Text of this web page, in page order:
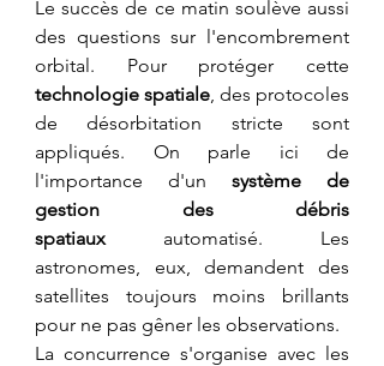
​Le succès de ce matin soulève aussi
des questions sur l'encombrement
technologie spatiale, des protocoles
de désorbitation stricte sont
appliqués. On parle ici de
l'importance d'un système de
gestion des débris
spatiaux automatisé. Les
astronomes, eux, demandent des
satellites toujours moins brillants
pour ne pas gêner les observations.
​La concurrence s'organise avec les